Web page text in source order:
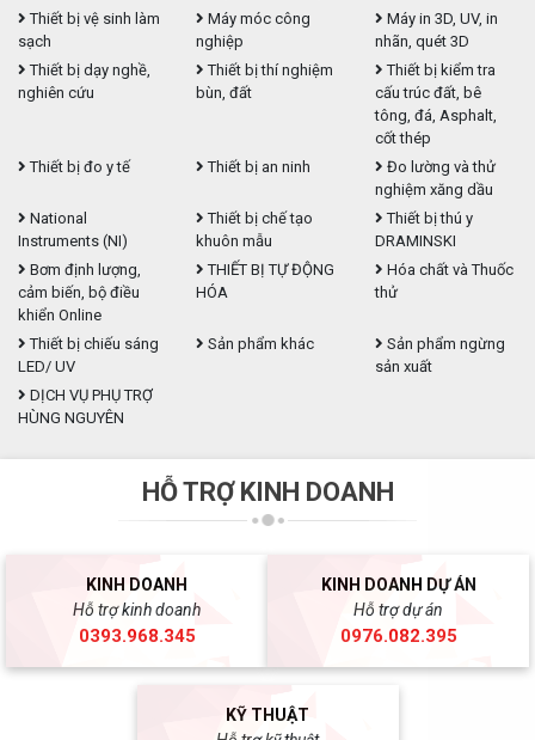
Thiết bị vệ sinh làm
sạch
Máy móc công
nghiệp
Máy in 3D, UV, in
nhãn, quét 3D
Thiết bị dạy nghề,
nghiên cứu
Thiết bị thí nghiệm
bùn, đất
Thiết bị kiểm tra
cấu trúc đất, bê
tông, đá, Asphalt,
cốt thép
Thiết bị đo y tế
Thiết bị an ninh
Đo lường và thử
nghiệm xăng dầu
National
Instruments (NI)
Thiết bị chế tạo
khuôn mẫu
Thiết bị thú y
DRAMINSKI
Bơm định lượng,
cảm biến, bộ điều
khiển Online
THIẾT BỊ TỰ ĐỘNG
HÓA
Hóa chất và Thuốc
thử
Thiết bị chiếu sáng
LED/ UV
Sản phẩm khác
Sản phẩm ngừng
sản xuất
DỊCH VỤ PHỤ TRỢ
HÙNG NGUYÊN
HỖ TRỢ KINH DOANH
KINH DOANH
Hỗ trợ kinh doanh
0393.968.345
KINH DOANH DỰ ÁN
Hỗ trợ dự án
0976.082.395
KỸ THUẬT